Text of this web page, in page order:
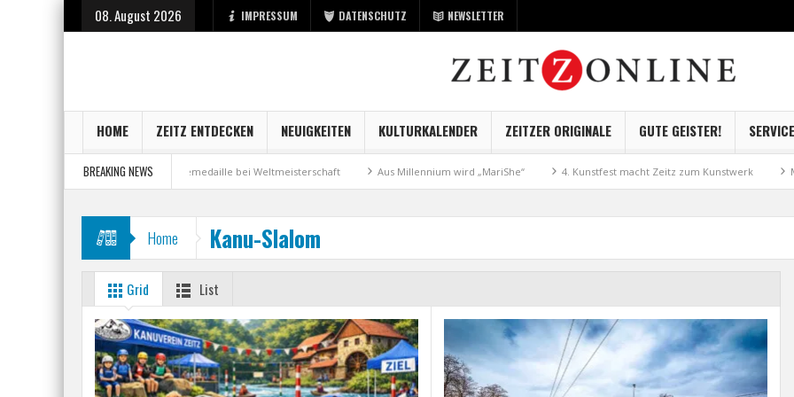
08. August 2026 IMPRESSUM DATENSCHUTZ NEWSLETTER
HOME ZEITZ ENTDECKEN NEUIGKEITEN KULTURKALENDER ZEITZER ORIGINALE GUTE GEISTER! SERVICE
BREAKING NEWS
Bronzemedaille bei Weltmeisterschaft Aus Millennium wird „MariShe“ 4. Kunstfest macht Zeitz zum Kunstwerk Museum
Home Kanu-Slalom
Grid List